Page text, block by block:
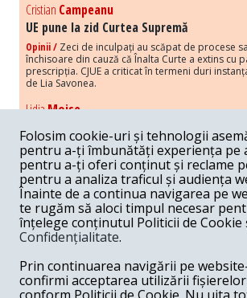
Cristian Campeanu
UE pune la zid Curtea Supremă
Opinii / Zeci de inculpați au scăpat de procese
închisoare din cauză că Înalta Curte a extins cu
prescripția. CJUE a criticat în termeni duri
de Lia Savonea.
LidiaMoise
Costurile economice ale haosului politic
Opinii / Economia nu poate rezista cu retorica
susținerii intereselor poporului, care, de fapt,
obsesia menținerii privilegiilor și a averilor unor
Melania Cincea
Noi puseuri de xenofobie din partea
„neaoși”
Periodic, în spațiul public sunt voci care
mesaje xenofobe la adresa câte unui politician
anumit grup politico-mediatic, într-un anumit
Folosim cookie-uri și tehnologii
pentru a-ți îmbunătăți experiența pe
pentru a-ți oferi conținut și reclame
pentru a analiza traficul și audiența
Înainte de a continua navigarea pe
te rugăm să aloci timpul necesar
înțelege conținutul Politicii de Cookie
Confidențialitate.
Prin continuarea navigării pe
confirmi acceptarea utilizării